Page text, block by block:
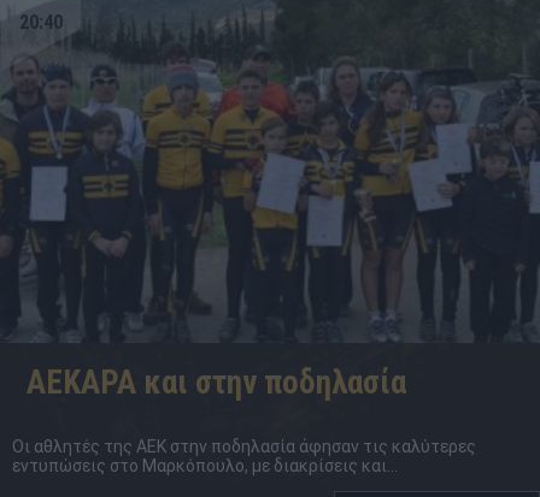
20:40
ΑΕΚΑΡΑ και στην ποδηλασία
Οι αθλητές της ΑΕΚ στην ποδηλασία άφησαν τις καλύτερες
εντυπώσεις στο Μαρκόπουλο, με διακρίσεις και...